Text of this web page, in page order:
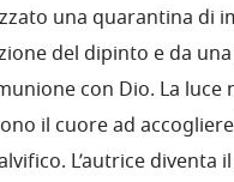
una quarantina di
del dipinto e da
con Dio. La luce
il cuore ad
L’autrice diventa